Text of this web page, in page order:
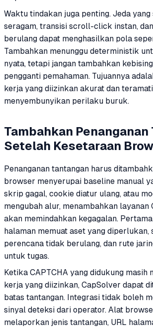
Waktu tindakan juga penting. Jeda
seragam, transisi scroll-click instan,
berulang dapat menghasilkan pola
Tambahkan menunggu deterministik
nyata, tetapi jangan tambahkan
pengganti pemahaman. Tujuannya
kerja yang diizinkan akurat dan
menyembunyikan perilaku buruk.
Tambahkan Penanganan
Setelah Kesetaraan
Penanganan tantangan harus
browser menyerupai baseline manual
skrip gagal, cookie diatur ulang, atau
mengubah alur, menambahkan layanan
akan memindahkan kegagalan.
halaman memuat aset yang diperlukan,
perencana tidak berulang, dan rute
untuk tugas.
Ketika CAPTCHA yang didukung masih
kerja yang diizinkan, CapSolver dapat
batas tantangan. Integrasi tidak boleh
sinyal deteksi dari operator. Alat
melaporkan jenis tantangan, URL